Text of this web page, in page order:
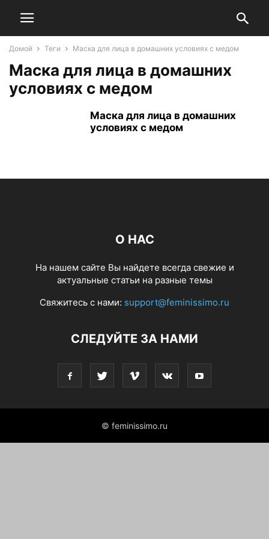
Домой Теги Маска для лица в домашних условиях с медом
Маска для лица в домашних
условиях с медом
Маска для лица в домашних
условиях с медом
О НАС
На нашем сайте Вы найдете всегда свежие и
актуальные статьи на разные темы
Свяжитесь с нами: support@feminissimo.ru
СЛЕДУЙТЕ ЗА НАМИ
© feminissimo.ru